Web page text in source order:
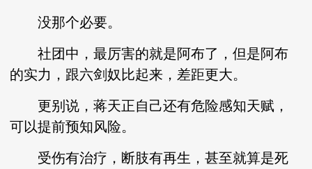
没那个必要。
社团中，最厉害的就是阿布了，但是阿布
的实力，跟六剑奴比起来，差距更大。
更别说，蒋天正自己还有危险感知天赋，
可以提前预知风险。
受伤有治疗，断肢有再生，甚至就算是死